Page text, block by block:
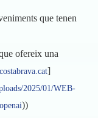
que tenen
ofereix una
]
2025/01/WEB-
))